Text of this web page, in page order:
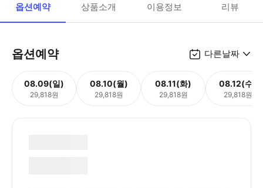
옵션예약 상품소개 이용정보 리뷰
옵션예약 다른날짜
08.09(일)
29,818원
08.10(월)
29,818원
08.11(화)
29,818원
08.12(수)
29,818원